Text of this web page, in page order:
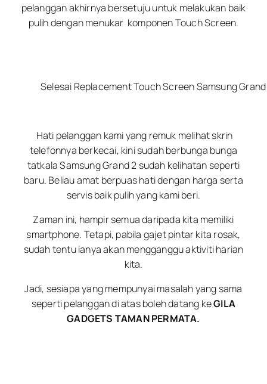
pelanggan akhirnya bersetuju untuk melakukan baik
pulih dengan menukar komponen Touch Screen.
Selesai Replacement Touch Screen Samsung
Hati pelanggan kami yang remuk melihat skrin
telefonnya berkecai, kini sudah berbunga bunga
tatkala Samsung Grand 2 sudah kelihatan seperti
baru. Beliau amat berpuas hati dengan harga serta
servis baik pulih yang kami beri.
Zaman ini, hampir semua daripada kita memiliki
smartphone. Tetapi, pabila gajet pintar kita rosak,
sudah tentu ianya akan mengganggu aktiviti harian
kita.
Jadi, sesiapa yang mempunyai masalah yang sama
seperti pelanggan di atas boleh datang keGILA
GADGETS TAMAN PERMATA.